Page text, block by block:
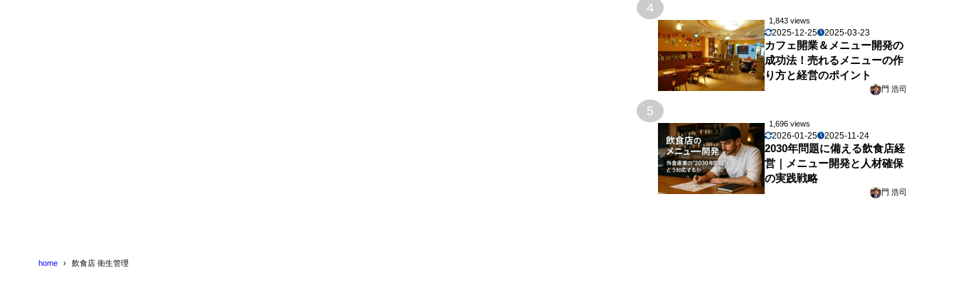
4
1,843 views
2025-12-25 2025-03-23
カフェ開業＆メニュー開発の
成功法！売れるメニューの作
り方と経営のポイント
門 浩司
5
1,696 views
2026-01-25 2025-11-24
2030年問題に備える飲食店経
営｜メニュー開発と人材確保
の実践戦略
門 浩司
home 飲食店 衛生管理